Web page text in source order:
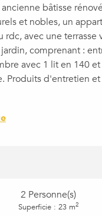
bâtisse
et nobles, un
rdc, avec une terrasse
comprenant :
avec 1 lit en 140
Produits d'entretien
2 Personne(s)
Superficie : 23 m2